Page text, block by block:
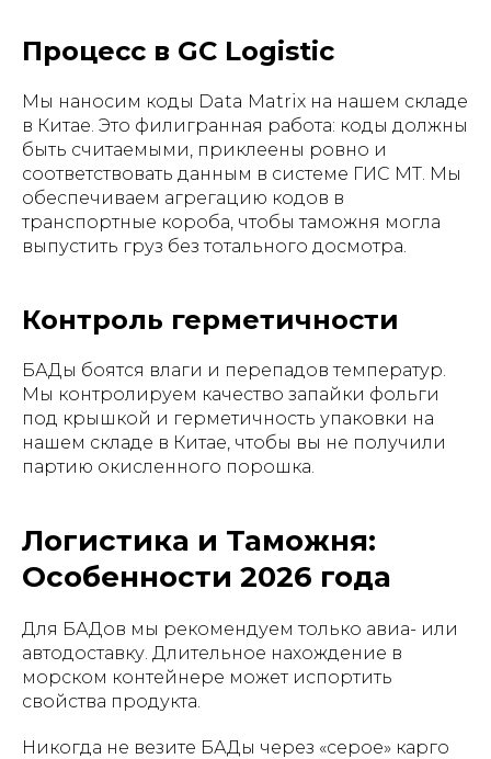
Процесс в GC Logistic
Мы наносим коды Data Matrix на нашем складе
в Китае. Это филигранная работа: коды должны
быть считаемыми, приклеены ровно и
соответствовать данным в системе ГИС МТ. Мы
обеспечиваем агрегацию кодов в
транспортные короба, чтобы таможня могла
выпустить груз без тотального досмотра.
Контроль герметичности
БАДы боятся влаги и перепадов температур.
Мы контролируем качество запайки фольги
под крышкой и герметичность упаковки на
нашем складе в Китае, чтобы вы не получили
партию окисленного порошка.
Логистика и Таможня:
Особенности 2026 года
Для БАДов мы рекомендуем только авиа- или
автодоставку. Длительное нахождение в
морском контейнере может испортить
свойства продукта.
Никогда не везите БАДы через «серое» карго